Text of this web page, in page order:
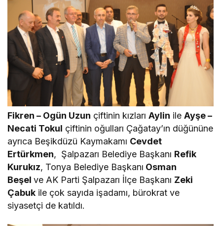
Fikren – Ogün Uzun çiftinin kızlarıAylin ileAyşe –
Necati Tokul çiftinin oğulları Çağatay’ın düğününe
ayrıca Beşikdüzü Kaymakamı Cevdet
Ertürkmen, Şalpazarı Belediye Başkanı Refik
Kurukız, Tonya Belediye Başkanı Osman
Beşelve AK Parti Şalpazarı İlçe Başkanı Zeki
Çabuk ile çok sayıda işadamı, bürokrat ve
siyasetçi de katıldı.